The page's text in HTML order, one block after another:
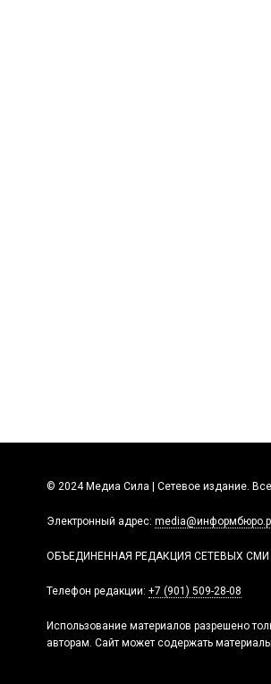
© 2024 Медиа Сила | Сетевое издание.
Электронный адрес:
ОБЪЕДИНЕННАЯ РЕДАКЦИЯ СЕТЕВЫХ
Телефон редакции: +7 (901) 509-28-08
Использование материалов разрешено
авторам. Сайт может содержать